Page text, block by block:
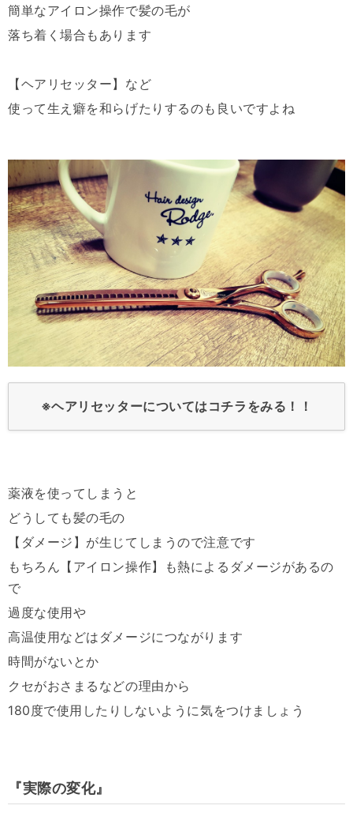
簡単なアイロン操作で髪の毛が
落ち着く場合もあります
【ヘアリセッター】など
使って生え癖を和らげたりするのも良いですよね
※ヘアリセッターについてはコチラをみる！！
薬液を使ってしまうと
どうしても髪の毛の
【ダメージ】が生じてしまうので注意です
もちろん【アイロン操作】も熱によるダメージがあるの
で
過度な使用や
高温使用などはダメージにつながります
時間がないとか
クセがおさまるなどの理由から
180度で使用したりしないように気をつけましょう
『実際の変化』